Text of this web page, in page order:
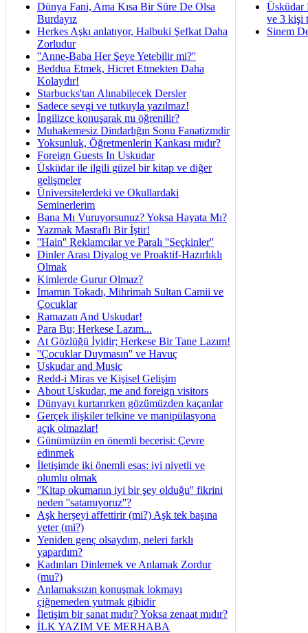
Dünya Fani, Ama Kısa Bir Süre De Olsa
Burdayız
Herkes Aşkı anlatıyor, Halbuki Şefkat Daha
Zorludur
''Anne-Baba Her Şeye Yetebilir mi?''
Beddua Etmek, Hicret Etmekten Daha
Kolaydır!
Starbucks'tan Alınabilecek Dersler
Sadece sevgi ve tutkuyla yazılmaz!
İngilizce konuşarak mı öğrenilir?
Muhakemesiz Dindarlığın Sonu Fanatizmdir
Yoksunluk, Öğretmenlerin Kankası mıdır?
Foreign Guests In Uskudar
Üsküdar ile ilgili güzel bir kitap ve diğer
gelişmeler
Üniversitelerdeki ve Okullardaki
Seminerlerim
Bana Mı Vuruyorsunuz? Yoksa Hayata Mı?
Yazmak Masraflı Bir İştir!
''Hain'' Reklamcılar ve Paralı ''Seçkinler''
Dinler Arası Diyalog ve Proaktif-Hazırlıklı
Olmak
Kimlerde Gurur Olmaz?
İmamın Tokadı, Mihrimah Sultan Camii ve
Çocuklar
Ramazan And Uskudar!
Para Bu; Herkese Lazım...
At Gözlüğü İyidir; Herkese Bir Tane Lazım!
''Çocuklar Duymasın'' ve Havuç
Uskudar and Music
Redd-i Miras ve Kişisel Gelişim
About Uskudar, me and foreign visitors
Dünyayı kurtarırken gözümüzden kaçanlar
Gerçek ilişkiler telkine ve manipülasyona
açık olmazlar!
Günümüzün en önemli becerisi: Çevre
edinmek
İletişimde iki önemli esas: iyi niyetli ve
olumlu olmak
''Kitap okumanın iyi bir şey olduğu'' fikrini
neden ''satamıyoruz''?
Aşk herşeyi affettirir (mi?) Aşk tek başına
yeter (mi?)
Yeniden genç olsaydım, neleri farklı
yapardım?
Kadınları Dinlemek ve Anlamak Zordur
(mu?)
Anlamaksızın konuşmak lokmayı
çiğnemeden yutmak gibidir
İletişim bir sanat mıdır? Yoksa zenaat mıdır?
İLK YAZIM VE MERHABA
Üsküdar
ve 3 kişi
Sinem